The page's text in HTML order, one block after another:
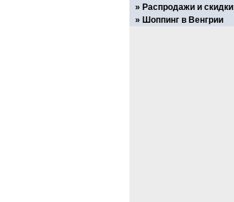
Распродажи и скидки
Шоппинг в Венгрии